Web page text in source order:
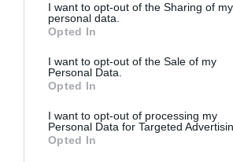
I want to opt-out of the Sharing of my
personal data.
Opted In
I want to opt-out of the Sale of my
Personal Data.
Opted In
I want to opt-out of processing my
Personal Data for Targeted
Opted In
ΔΕΙΤΕ ΕΠΙΣΗΣ